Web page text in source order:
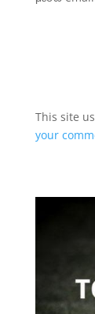
This site
your